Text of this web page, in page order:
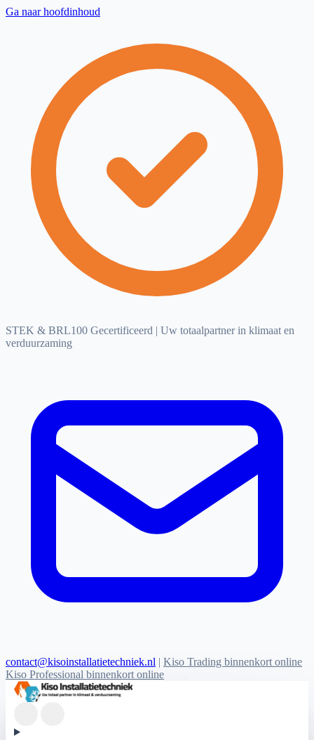
Ga naar hoofdinhoud
STEK & BRL100 Gecertificeerd | Uw totaalpartner in klimaat en
verduurzaming
contact@kisoinstallatietechniek.nl | Kiso Trading binnenkort online
Kiso Professional binnenkort online